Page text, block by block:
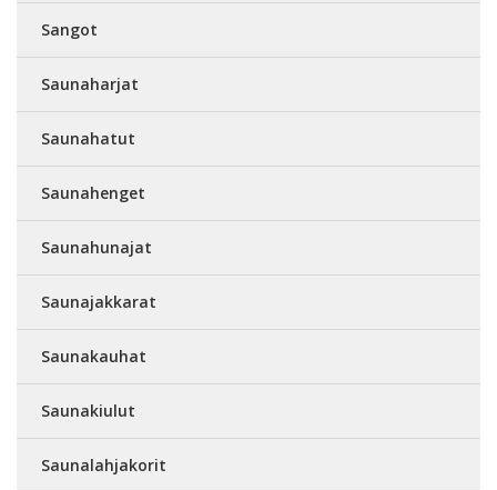
Sangot
Saunaharjat
Saunahatut
Saunahenget
Saunahunajat
Saunajakkarat
Saunakauhat
Saunakiulut
Saunalahjakorit